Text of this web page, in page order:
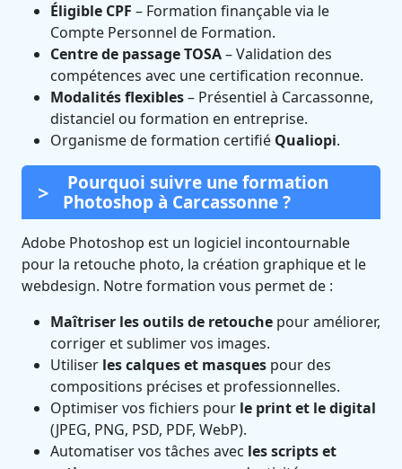
Éligible CPF – Formation finançable via le
Compte Personnel de Formation.
Centre de passage TOSA– Validation des
compétences avec une certification reconnue.
Modalités flexibles– Présentiel à Carcassonne,
distanciel ou formation en entreprise.
Organisme de formation certifié Qualiopi.
Pourquoi suivre une formation
Photoshop à Carcassonne ?
Adobe Photoshop est un logiciel incontournable
pour la retouche photo, la création graphique et le
webdesign. Notre formation vous permet de :
Maîtriser les outils de retouche pour améliorer,
corriger et sublimer vos images.
Utiliser les calques et masques pour des
compositions précises et professionnelles.
Optimiser vos fichiers pour le print et le digital
(JPEG, PNG, PSD, PDF, WebP).
Automatiser vos tâches avec les scripts et